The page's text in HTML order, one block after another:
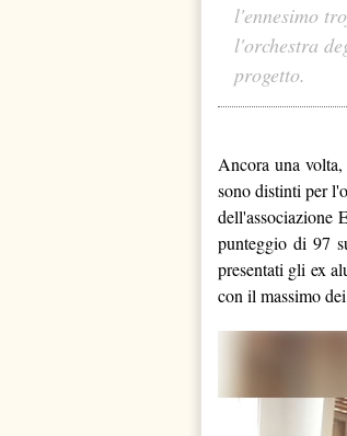
l'ennesimo
l'orchestra
progetto.
Ancora una
sono distinti per
dell'associazione
punteggio di 97
presentati gli ex
con il massimo